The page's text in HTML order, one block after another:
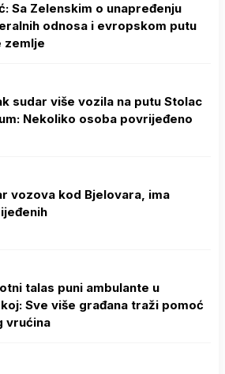
Sa Zelenskim o unapređenju
odnosa i evropskom putu
zemlje
sudar više vozila na putu Stolac
Nekoliko osoba povrijeđeno
vozova kod Bjelovara, ima
talas puni ambulante u
Sve više građana traži pomoć
vrućina